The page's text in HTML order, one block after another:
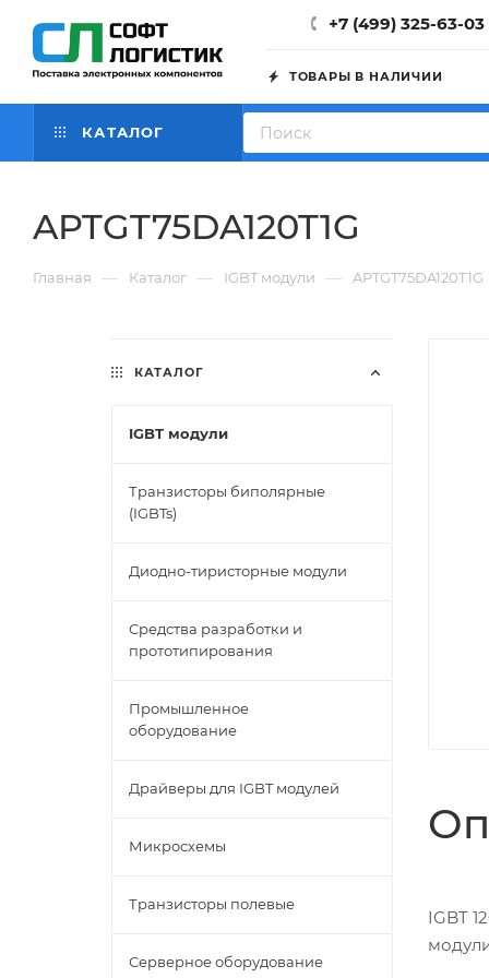
+7 (499) 325-63-03
ТОВАРЫ В НАЛИЧИИ
КАТАЛОГ
APTGT75DA120T1G
Главная — Каталог — IGBT модули — APTGT75DA120T1G
IGBT
КАТАЛОГ
IGBT модули
Транзисторы биполярные
(IGBTs)
Диодно-тиристорные модули
Средства разработки и
прототипирования
Промышленное
оборудование
Драйверы для IGBT модулей
Микросхемы
Транзисторы полевые
Серверное оборудование